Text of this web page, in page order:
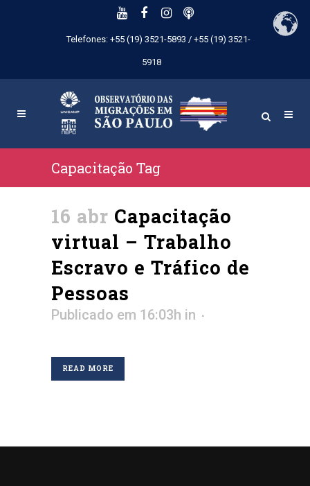
Telefones: +55 (19) 3521-5893 / +55 (19) 3521-
5918
Capacitação Tag
16 abr Capacitação
virtual – Trabalho
Escravo e Tráfico de
Pessoas
Publicado em 16:03h in
READ MORE